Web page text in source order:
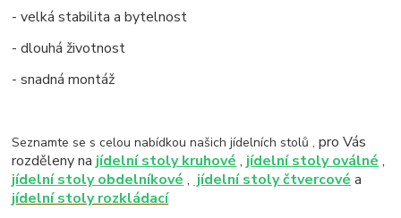
- velká stabilita a bytelnost
- dlouhá životnost
- snadná montáž
Seznamte se s celou nabídkou našich jídelních stolů ,pro Vás
rozděleny na jídelní stoly kruhové , jídelní stoly oválné ,
jídelní stoly obdelníkové , jídelní stoly čtvercové a
jídelní stoly rozkládací